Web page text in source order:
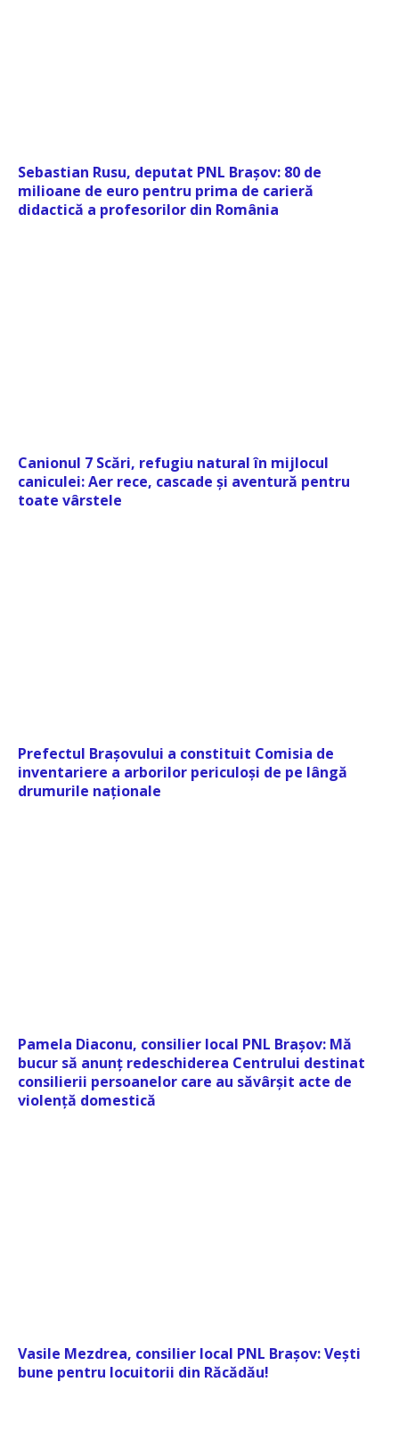
Sebastian Rusu, deputat PNL Brașov: 80 de
milioane de euro pentru prima de carieră
didactică a profesorilor din România
Canionul 7 Scări, refugiu natural în mijlocul
caniculei: Aer rece, cascade și aventură pentru
toate vârstele
Prefectul Brașovului a constituit Comisia de
inventariere a arborilor periculoși de pe lângă
drumurile naționale
Pamela Diaconu, consilier local PNL Brașov: Mă
bucur să anunț redeschiderea Centrului destinat
consilierii persoanelor care au săvârșit acte de
violență domestică
Vasile Mezdrea, consilier local PNL Brașov: Vești
bune pentru locuitorii din Răcădău!